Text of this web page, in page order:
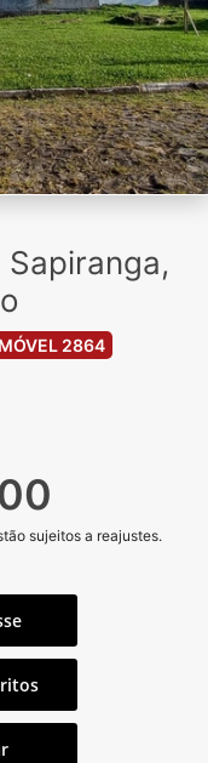
2864
sujeitos a reajustes.